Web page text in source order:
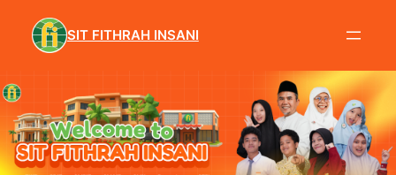
content
SIT FITHRAH INSANI